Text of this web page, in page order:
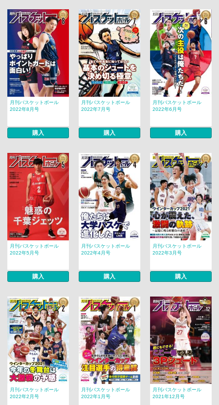
月刊バスケットボール
2022年8月号
購入
月刊バスケットボール
2022年7月号
購入
月刊バスケットボール
2022年6月号
購入
月刊バスケットボール
2022年5月号
購入
月刊バスケットボール
2022年4月号
購入
月刊バスケットボール
2022年3月号
購入
月刊バスケットボール
2022年2月号
月刊バスケットボール
2022年1月号
月刊バスケットボール
2021年12月号